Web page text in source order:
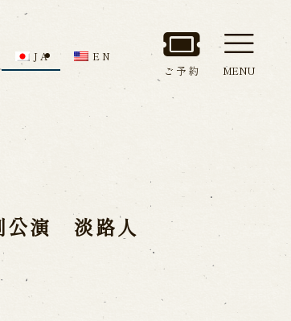
わせ
JA EN
ご予約 MENU
公演 淡路人